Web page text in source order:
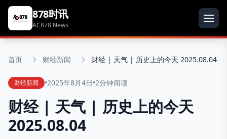
878时讯
AC878 News
首页 财经新闻 财经 | 天气 | 历史上的今天 2025.08.04
财经新闻 •2025年8月4日•2分钟阅读
财经 | 天气 | 历史上的今天
2025.08.04